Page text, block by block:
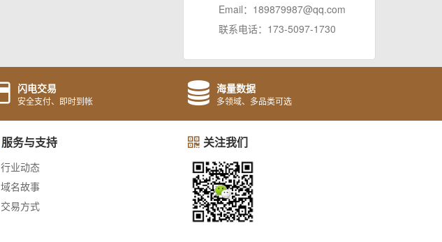
Email：189879987@qq.com
联系电话：173-5097-1730
闪电交易
安全支付、即时到帐
海量数据
多领域、多品类可选
服务与支持
行业动态
域名故事
交易方式
关注我们